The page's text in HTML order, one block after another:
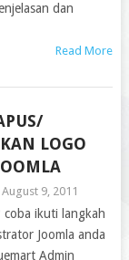
dan
Read More
LOGO
August 9, 2011
coba ikuti langkah
Joomla anda
Admin